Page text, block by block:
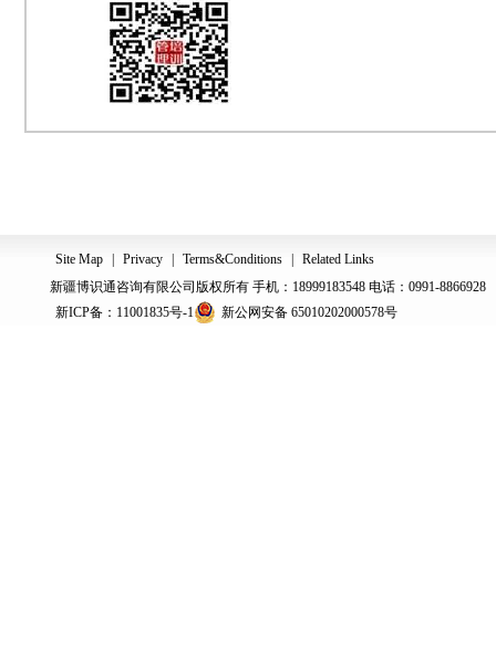
Site Map Privacy Terms&Conditions
Related Links
新疆博识通咨询有限公司版权所有 手机：18999183548 电话：0991-8866928
新公网安备 65010202000578号
新ICP备：11001835号-1